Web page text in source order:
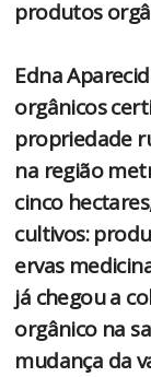
produtos
Edna
orgânicos
propriedade
na região
cinco
cultivos:
ervas
já chegou a
orgânico na
mudança da